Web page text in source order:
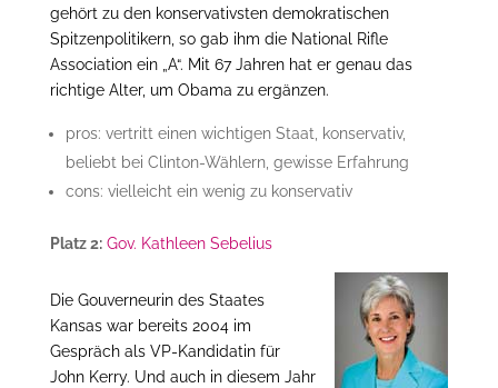
gehört zu den konservativsten demokratischen
Spitzenpolitikern, so gab ihm die National Rifle
Association ein „A“. Mit 67 Jahren hat er genau das
richtige Alter, um Obama zu ergänzen.
pros: vertritt einen wichtigen Staat, konservativ,
beliebt bei Clinton-Wählern, gewisse Erfahrung
cons: vielleicht ein wenig zu konservativ
Platz 2: Gov. Kathleen Sebelius
Die Gouverneurin des Staates
Kansas war bereits 2004 im
Gespräch als VP-Kandidatin für
John Kerry. Und auch in diesem Jahr